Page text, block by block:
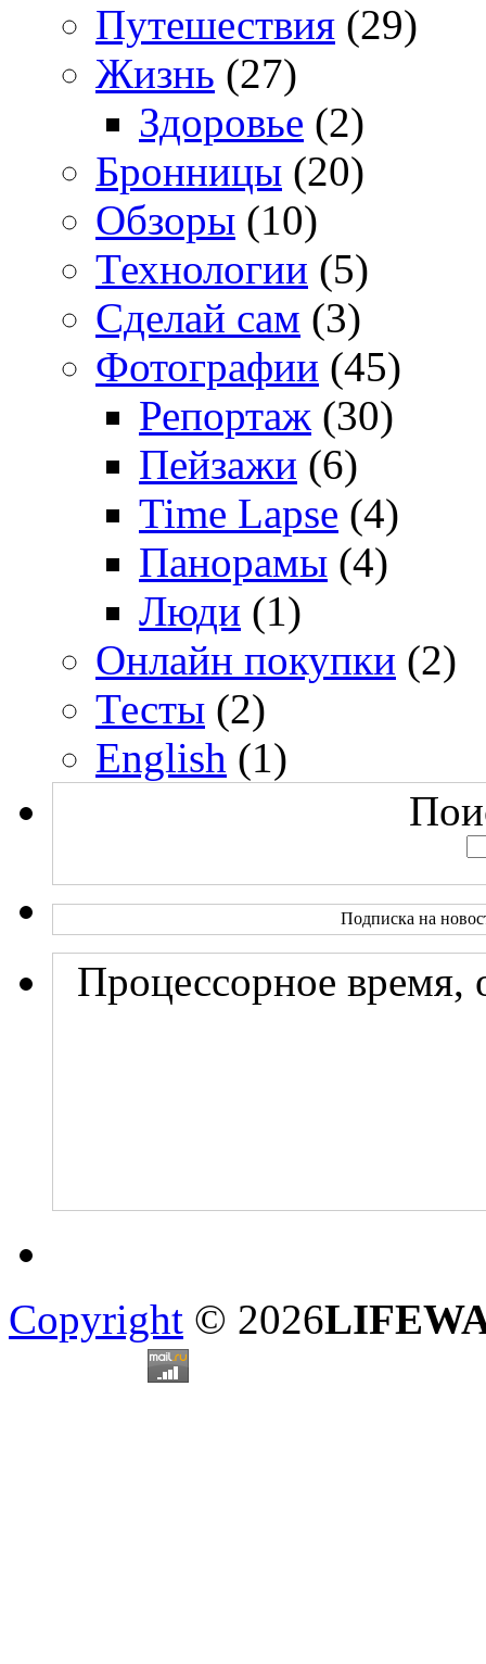
Путешествия (29)
Жизнь (27)
Здоровье (2)
Бронницы (20)
Обзоры (10)
Технологии (5)
Сделай сам (3)
Фотографии (45)
Репортаж (30)
Пейзажи (6)
Time Lapse (4)
Панорамы (4)
Люди (1)
Онлайн покупки (2)
Тесты (2)
English (1)
Подписка на
Процессорное время,
Copyright © 2026